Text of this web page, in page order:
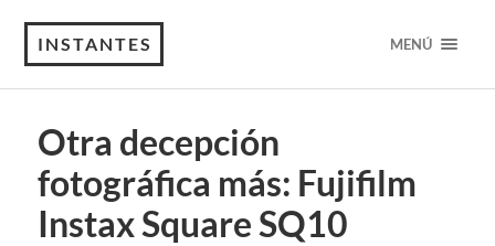
INSTANTES MENÚ
Otra decepción
fotográfica más: Fujifilm
Instax Square SQ10